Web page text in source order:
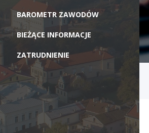
BAROMETR ZAWODÓW
BIEŻĄCE INFORMACJE
ZATRUDNIENIE